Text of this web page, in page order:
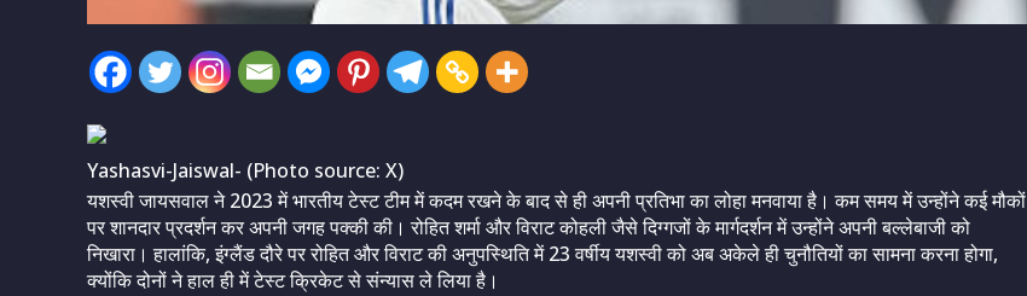
Yashasvi-Jaiswal- (Photo source: X)
यशस्वी जायसवाल ने 2023 में भारतीय टेस्ट टीम में कदम रखने के बाद से ही अपनी प्रतिभा का लोहा मनवाया है। कम समय में उन्होंने कई मौकों
पर शानदार प्रदर्शन कर अपनी जगह पक्की की। रोहित शर्मा और विराट कोहली जैसे दिग्गजों के मार्गदर्शन में उन्होंने अपनी बल्लेबाजी को
निखारा। हालांकि, इंग्लैंड दौरे पर रोहित और विराट की अनुपस्थिति में 23 वर्षीय यशस्वी को अब अकेले ही चुनौतियों का सामना करना होगा,
क्योंकि दोनों ने हाल ही में टेस्ट क्रिकेट से संन्यास ले लिया है।